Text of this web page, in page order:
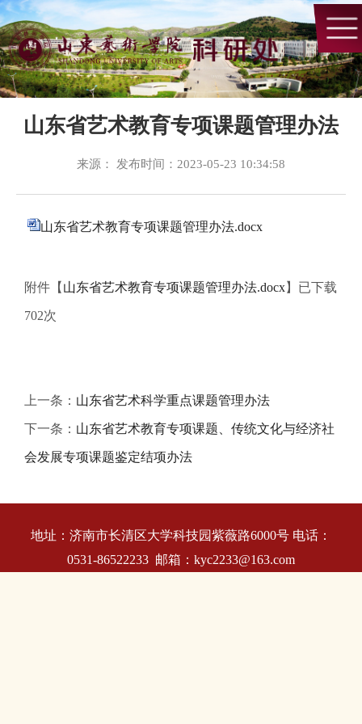
山东省艺术教育专项课题管理办法
来源： 发布时间：2023-05-23 10:34:58
山东省艺术教育专项课题管理办法.docx
附件【 山东省艺术教育专项课题管理办法.docx】已下载
702次
上一条： 山东省艺术科学重点课题管理办法
下一条： 山东省艺术教育专项课题、传统文化与经济社
会发展专项课题鉴定结项办法
地址：济南市长清区大学科技园紫薇路6000号 电话：
0531-86522233 邮箱：kyc2233@163.com